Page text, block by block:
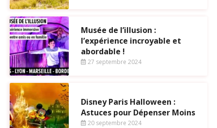
Musée de l’illusion :
l’expérience incroyable et
abordable !
27 septembre 2024
Disney Paris Halloween :
Astuces pour Dépenser Moins
20 septembre 2024